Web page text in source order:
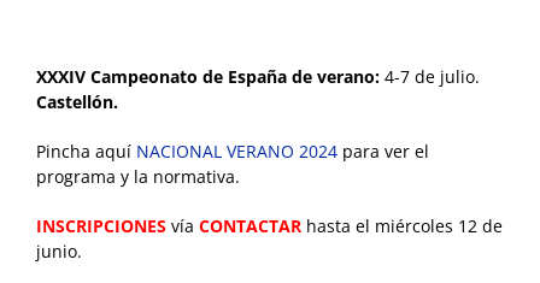
XXXIV Campeonato de España de verano: 4-7 de julio.
Castellón.
Pincha aquí NACIONAL VERANO 2024 para ver el
programa y la normativa.
INSCRIPCIONES vía CONTACTAR hasta el miércoles 12 de
junio.